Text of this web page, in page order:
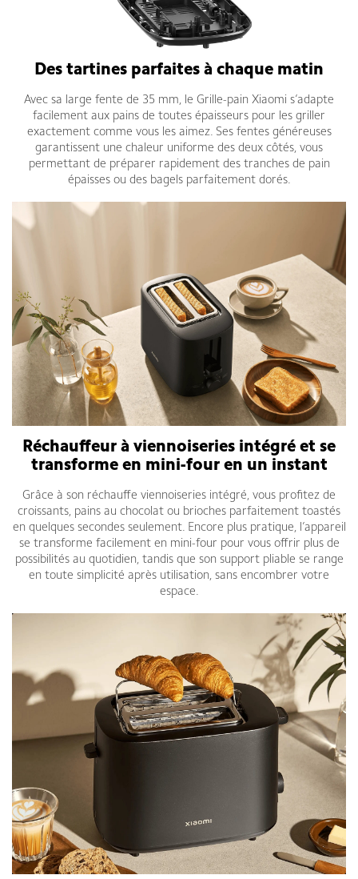
Des tartines parfaites à chaque matin
Avec sa large fente de 35 mm, le Grille-pain Xiaomi s’adapte
facilement aux pains de toutes épaisseurs pour les griller
exactement comme vous les aimez. Ses fentes généreuses
garantissent une chaleur uniforme des deux côtés, vous
permettant de préparer rapidement des tranches de pain
épaisses ou des bagels parfaitement dorés.
Réchauffeur à viennoiseries intégré et se
transforme en mini-four en un instant
Grâce à son réchauffe viennoiseries intégré, vous profitez de
croissants, pains au chocolat ou brioches parfaitement toastés
en quelques secondes seulement. Encore plus pratique, l’appareil
se transforme facilement en mini-four pour vous offrir plus de
possibilités au quotidien, tandis que son support pliable se range
en toute simplicité après utilisation, sans encombrer votre
espace.